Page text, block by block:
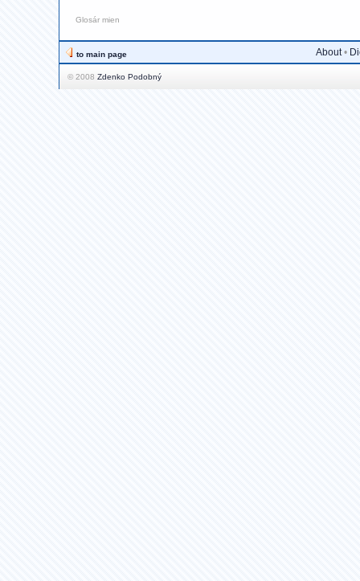
Glosár mien
to main page About•
© 2008 Zdenko Podobný